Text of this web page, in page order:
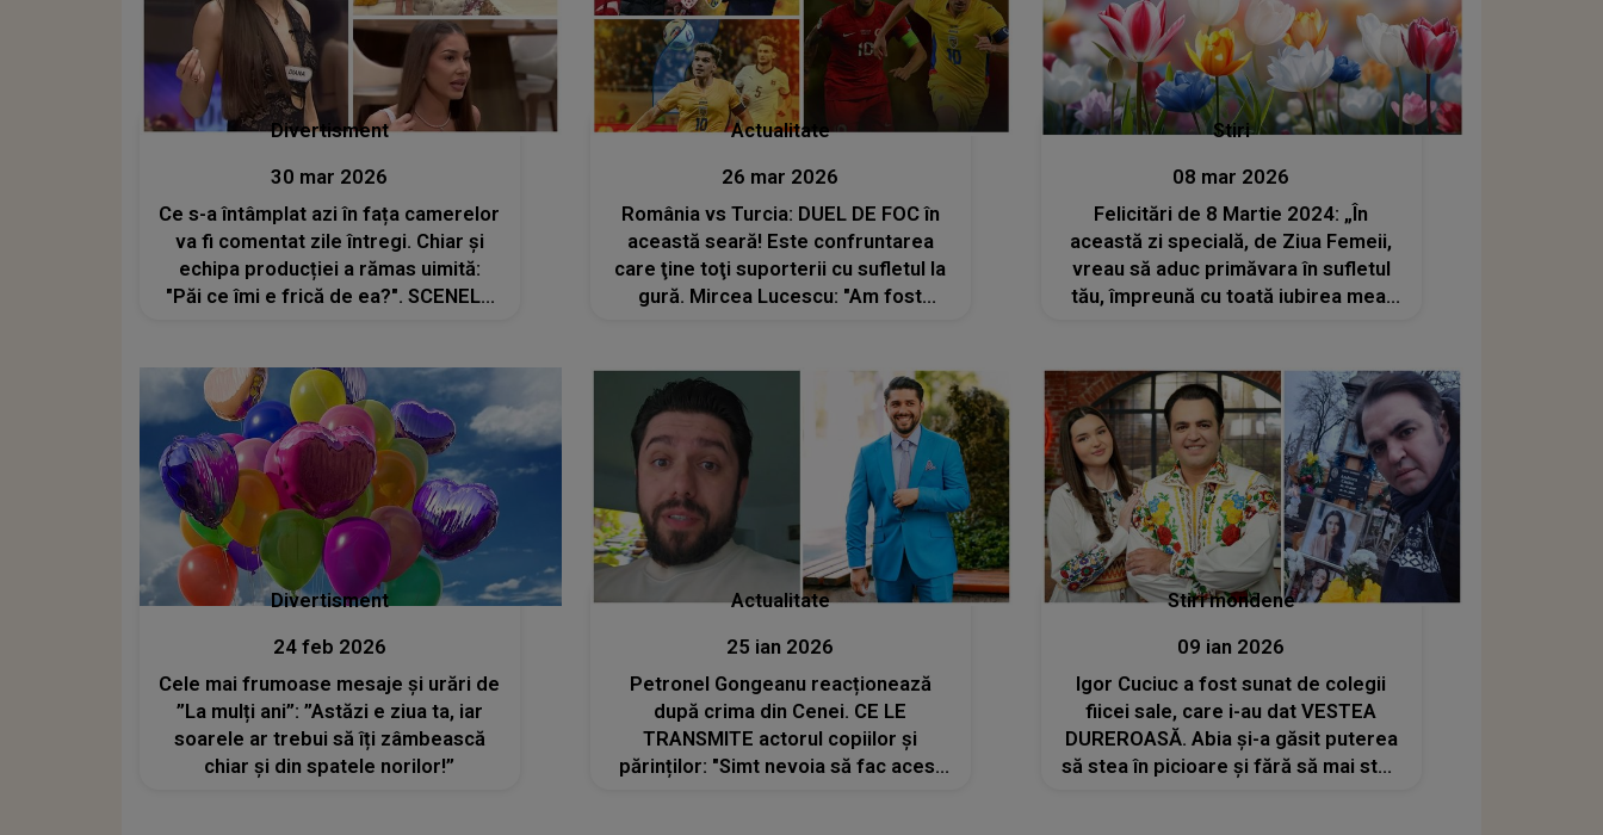
Divertisment
30 mar 2026
Ce s-a întâmplat azi în fața camerelor
va fi comentat zile întregi. Chiar și
echipa producției a rămas uimită:
"Păi ce îmi e frică de ea?". SCENELE
dat în mine, ți-o dau eu dublu .."
Actualitate
26 mar 2026
România vs Turcia: DUEL DE FOC în
această seară! Este confruntarea
care ţine toţi suporterii cu sufletul la
gură. Mircea Lucescu: "Am fost
Stiri
08 mar 2026
Felicitări de 8 Martie 2024: „În
această zi specială, de Ziua Femeii,
vreau să aduc primăvara în sufletul
tău, împreună cu toată iubirea mea!
Divertisment
24 feb 2026
Cele mai frumoase mesaje și urări de
”La mulți ani”: ”Astăzi e ziua ta, iar
soarele ar trebui să îți zâmbească
chiar și din spatele norilor!”
Actualitate
25 ian 2026
Petronel Gongeanu reacționează
după crima din Cenei. CE LE
TRANSMITE actorul copiilor și
părinților: "Simt nevoia să fac acest
Stiri mondene
09 ian 2026
Igor Cuciuc a fost sunat de colegii
fiicei sale, care i-au dat VESTEA
DUREROASĂ. Abia și-a găsit puterea
să stea în picioare și fără să mai stea